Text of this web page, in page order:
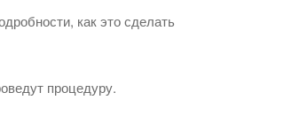
как это сделать
процедуру.